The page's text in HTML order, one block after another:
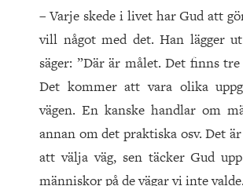
– Varje skede i livet har Gud att
vill något med det. Han lägger
säger: ”Där är målet. Det finns
Det kommer att vara olika
vägen. En kanske handlar om
annan om det praktiska osv. Det
att välja väg, sen täcker Gud
människor på de vägar vi inte valde.